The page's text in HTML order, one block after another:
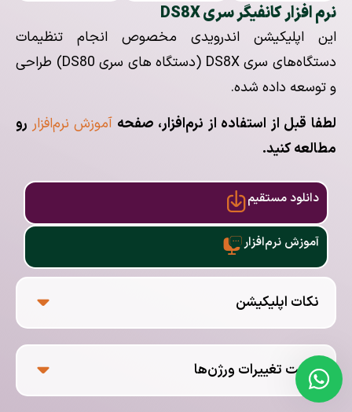
نرم افزار کانفیگر سری DS8X
این اپلیکیشن اندرویدی مخصوص انجام تنظیمات
دستگاه‌های سری DS8X (دستگاه های سری DS80) طراحی
و توسعه داده شده.
لطفا قبل از استفاده از نرم‌افزار، صفحه آموزش نرم‌افزار رو
مطالعه کنید.
دانلود مستقیم
آموزش نرم‌افزار
نکات اپلیکیشن
لیست تغییرات ورژن‌ها